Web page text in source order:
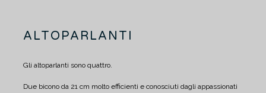
ALTOPARLANTI
Gli altoparlanti sono quattro.
Due bicono da 21 cm molto efficienti e conosciuti dagli appassionati